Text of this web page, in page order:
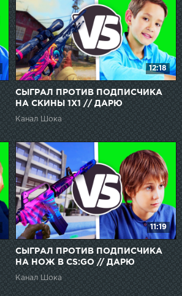
12:18
СЫГРАЛ ПРОТИВ ПОДПИСЧИКА
НА СКИНЫ 1Х1 // ДАРЮ
ПОДПИСЧИКАМ СКИНЫ ЗА
ПОБЕДУ l CS:GO
Канал Шока
11:19
СЫГРАЛ ПРОТИВ ПОДПИСЧИКА
НА НОЖ В CS:GO // ДАРЮ
ПОДПИСЧИКАМ СКИНЫ ЗА
ПОБЕДУ
Канал Шока